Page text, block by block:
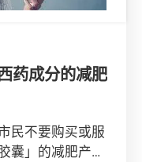
药成分的减肥
民不要购买或服
囊」的减肥产